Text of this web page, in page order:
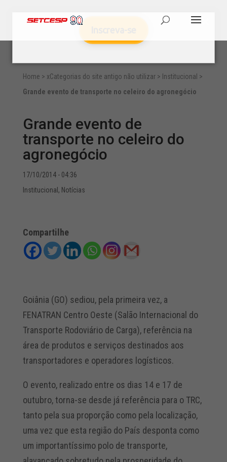
Home > xCategorias do site antigo não utilizar> Institucional >
Grande evento de transporte no celeiro do agronegócio
Grande evento de
transporte no celeiro do
agronegócio
17/10/2014 - 04:36
Institucional , Notícias
Compartilhe
Goiânia (GO) sediou, pela primeira vez, a
FENATRAN Centro Oeste (Salão Internacional do
Transporte Rodoviário de Carga), referência na
área de produtos e serviços destinados aos
transportadores e operadores logísticos.
O evento, realizado entre os dias 14 e 17 de
outubro, torna-se desde já referência para o TRC,
tanto pela sua proporção como pela localização,
uma vez que esta região do País desponta como
um importantíssimo polo de transporte,